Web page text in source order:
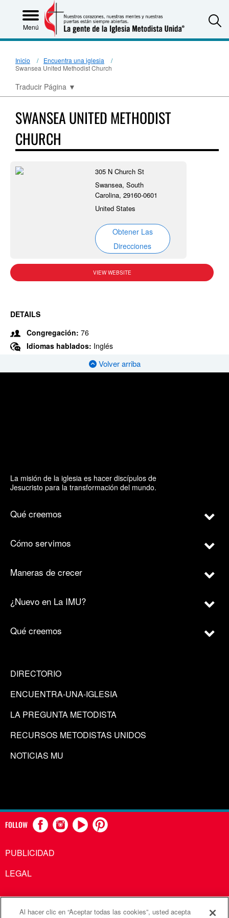
Menú
Inicio
Encuentra una iglesia
Swansea United Methodist Church
Traducir Página ▼
SWANSEA UNITED METHODIST
CHURCH
305 N Church St
Swansea, South
Carolina, 29160-0601
United States
Obtener Las
Direcciones
VIEW WEBSITE
DETAILS
Congregación: 76
Idiomas hablados: Inglés
Volver arriba
La misión de la iglesia es hacer discípulos de
Jesucristo para la transformación del mundo.
Qué creemos
Cómo servimos
Maneras de crecer
¿Nuevo en La IMU?
Qué creemos
DIRECTORIO
ENCUENTRA-UNA-IGLESIA
LA PREGUNTA METODISTA
RECURSOS METODISTAS UNIDOS
NOTICIAS MU
FOLLOW
PUBLICIDAD
LEGAL
Al hacer clic en “Aceptar todas las cookies”, usted acepta